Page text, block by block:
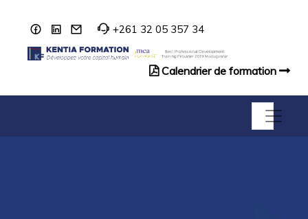
+261 32 05 357 34
Calendrier de formation